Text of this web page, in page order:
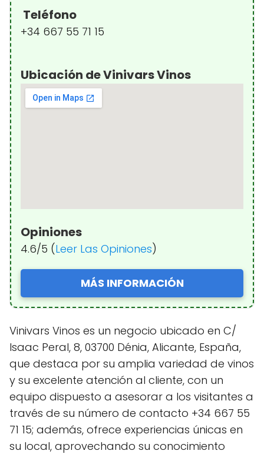
Teléfono
+34 667 55 71 15
Ubicación de Vinivars Vinos
Opiniones
4.6/5 (Leer Las Opiniones)
MÁS INFORMACIÓN
Vinivars Vinos es un negocio ubicado en C/
Isaac Peral, 8, 03700 Dénia, Alicante, España,
que destaca por su amplia variedad de vinos
y su excelente atención al cliente, con un
equipo dispuesto a asesorar a los visitantes a
través de su número de contacto +34 667 55
71 15; además, ofrece experiencias únicas en
su local, aprovechando su conocimiento